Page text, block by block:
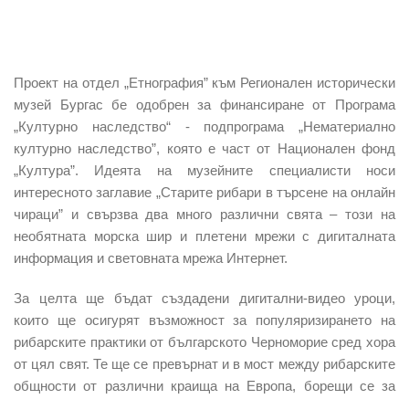
Проект на отдел „Етнография” към Регионален исторически
музей Бургас бе одобрен за финансиране от Програма
„Културно наследство“ - подпрограма „Нематериално
културно наследство”, която е част от Национален фонд
„Култура”. Идеята на музейните специалисти носи
интересното заглавие „Старите рибари в търсене на онлайн
чираци” и свързва два много различни свята – този на
необятната морска шир и плетени мрежи с дигиталната
информация и световната мрежа Интернет.
За целта ще бъдат създадени дигитални-видео уроци,
които ще осигурят възможност за популяризирането на
рибарските практики от българското Черноморие сред хора
от цял свят. Те ще се превърнат и в мост между рибарските
общности от различни краища на Европа, борещи се за